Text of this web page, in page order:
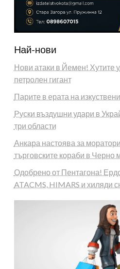
Най-нови
Нови атаки в Йемен! Хутите
петролен гигант
Парите в ерата на
Руски въздушни удари в
три области
Анкара настоява за
търговските кораби в Черно
Одобрено от Пентагона!
ATACMS, HIMARS и хиляди